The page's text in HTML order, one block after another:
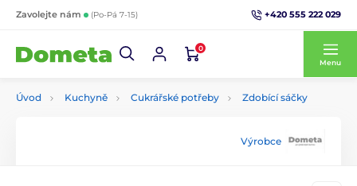
Zavolejte nám (Po-Pá 7-15) +420 555 222 029
0
Menu
Úvod Kuchyně Cukrářské potřeby Zdobící sáčky
Výrobce